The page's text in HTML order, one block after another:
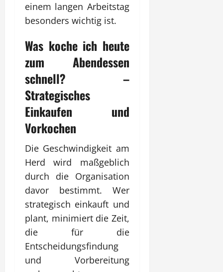
einem langen Arbeitstag
besonders wichtig ist.
Was koche ich heute
zum Abendessen
schnell? –
Strategisches
Einkaufen und
Vorkochen
Die Geschwindigkeit am
Herd wird maßgeblich
durch die Organisation
davor bestimmt. Wer
strategisch einkauft und
plant, minimiert die Zeit,
die für die
Entscheidungsfindung
und Vorbereitung